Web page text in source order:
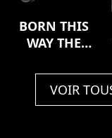
BORN THIS
WAY THE
ANNIVERSARY
VOIR